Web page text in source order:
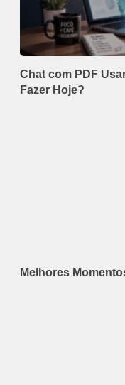
Chat com PDF
Fazer Hoje?
Melhores